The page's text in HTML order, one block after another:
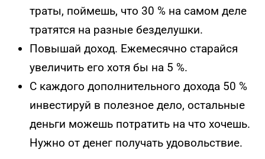
траты, поймешь, что 30 % на самом деле
тратятся на разные безделушки.
Повышай доход. Ежемесячно старайся
увеличить его хотя бы на 5 %.
С каждого дополнительного дохода 50 %
инвестируй в полезное дело, остальные
деньги можешь потратить на что хочешь.
Нужно от денег получать удовольствие.